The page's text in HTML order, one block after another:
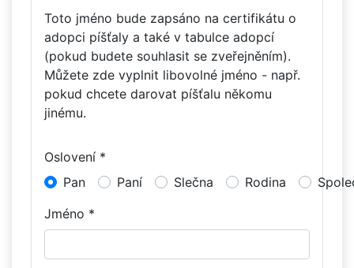
Toto jméno bude zapsáno na certifikátu o
adopci píšťaly a také v tabulce adopcí
(pokud budete souhlasit se zveřejněním).
Můžete zde vyplnit libovolné jméno - např.
pokud chcete darovat píšťalu někomu
jinému.
Oslovení *
Pan
Paní Slečna Rodina
Jméno *